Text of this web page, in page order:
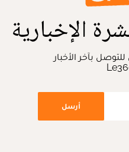
الإخبارية
بآخر الأخبار
أرسل